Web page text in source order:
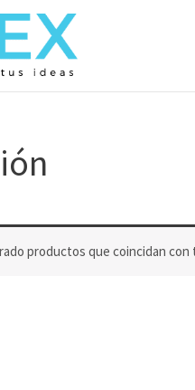
productos que coincidan con